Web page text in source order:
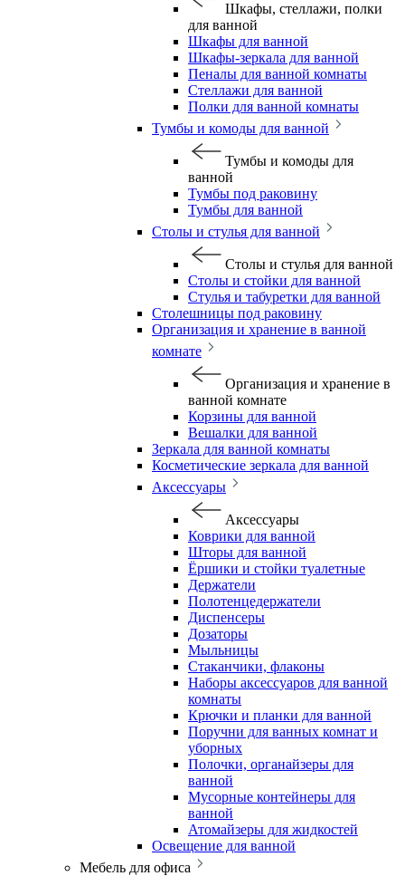
Шкафы, стеллажи, полки
для ванной
Шкафы для ванной
Шкафы-зеркала для ванной
Пеналы для ванной комнаты
Стеллажи для ванной
Полки для ванной комнаты
Тумбы и комоды для ванной
Тумбы и комоды для
ванной
Тумбы под раковину
Тумбы для ванной
Столы и стулья для ванной
Столы и стулья для ванной
Столы и стойки для ванной
Стулья и табуретки для ванной
Столешницы под раковину
Организация и хранение в ванной
комнате
Организация и хранение в
ванной комнате
Корзины для ванной
Вешалки для ванной
Зеркала для ванной комнаты
Косметические зеркала для ванной
Аксессуары
Аксессуары
Коврики для ванной
Шторы для ванной
Ёршики и стойки туалетные
Держатели
Полотенцедержатели
Диспенсеры
Дозаторы
Мыльницы
Стаканчики, флаконы
Наборы аксессуаров для ванной
комнаты
Крючки и планки для ванной
Поручни для ванных комнат и
уборных
Полочки, органайзеры для
ванной
Мусорные контейнеры для
ванной
Атомайзеры для жидкостей
Освещение для ванной
Мебель для офиса